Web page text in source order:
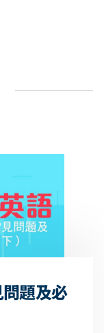
題及必